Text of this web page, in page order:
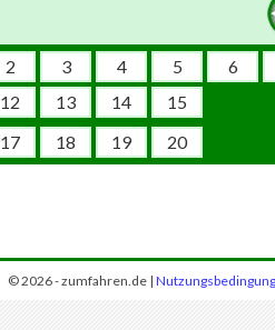
2 3 4 5
6
12 13 14
15
17 18 19 20
© 2026 - zumfahren.de |